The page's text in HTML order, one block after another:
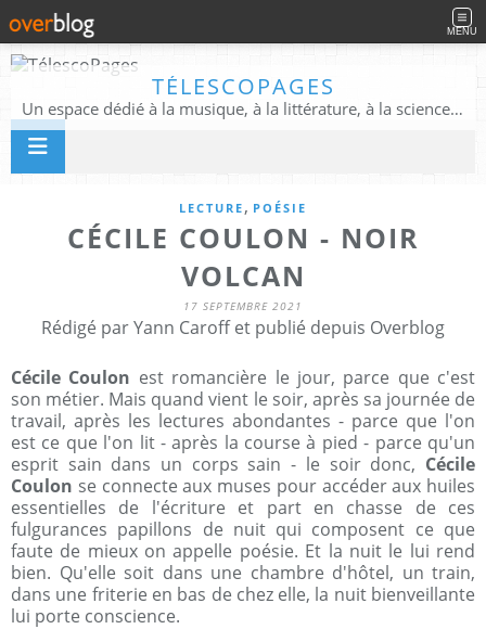
MENU
TÉLESCOPAGES
Un espace dédié à la musique, à la littérature, à la science, à la conscience, et au-delà
LECTURE , POÉSIE
CÉCILE COULON - NOIR
VOLCAN
17 SEPTEMBRE 2021
Rédigé par Yann Caroff et publié depuis Overblog
Cécile Coulon est romancière le jour, parce que c'est
son métier. Mais quand vient le soir, après sa journée de
travail, après les lectures abondantes - parce que l'on
est ce que l'on lit - après la course à pied - parce qu'un
esprit sain dans un corps sain - le soir donc, Cécile
Coulon se connecte aux muses pour accéder aux huiles
essentielles de l'écriture et part en chasse de ces
fulgurances papillons de nuit qui composent ce que
faute de mieux on appelle poésie. Et la nuit le lui rend
bien. Qu'elle soit dans une chambre d'hôtel, un train,
dans une friterie en bas de chez elle, la nuit bienveillante
lui porte conscience.